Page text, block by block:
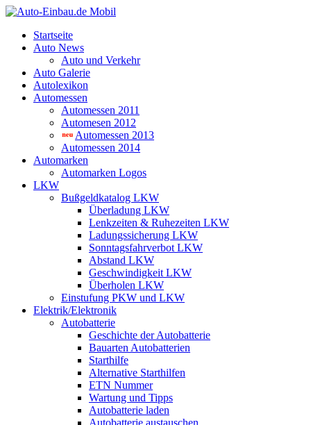
Startseite
Auto News
Auto und Verkehr
Auto Galerie
Autolexikon
Automessen
Automessen 2011
Automesen 2012
Automessen 2013
Automessen 2014
Automarken
Automarken Logos
LKW
Bußgeldkatalog LKW
Überladung LKW
Lenkzeiten & Ruhezeiten LKW
Ladungssicherung LKW
Sonntagsfahrverbot LKW
Abstand LKW
Geschwindigkeit LKW
Überholen LKW
Einstufung PKW und LKW
Elektrik/Elektronik
Autobatterie
Geschichte der Autobatterie
Bauarten Autobatterien
Starthilfe
Alternative Starthilfen
ETN Nummer
Wartung und Tipps
Autobatterie laden
Autobatterie austauschen